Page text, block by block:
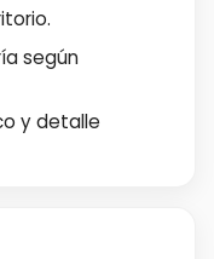
según
y detalle